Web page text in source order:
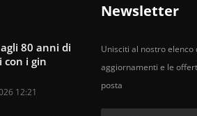
80 anni di
con i gin
12:21
Newsletter
Unisciti al nostro
aggiornamenti e le
posta